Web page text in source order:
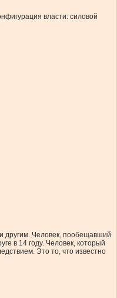
власти: силовой
другим. Человек, пообещавший
в 14 году. Человек, который
Это то, что известно